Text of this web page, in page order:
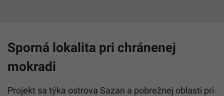
Sporná lokalita pri chránenej
mokradi
Projekt sa týka ostrova Sazan a pobrežnej oblasti pri